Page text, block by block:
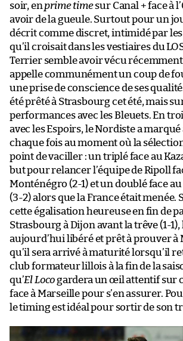
soir, enprime timesur Canal + face à
avoir de la gueule. Surtout pour un
décrit comme discret, intimidé par
qu’il croisait dans les vestiaires du
Terrier semble avoir vécu récemment
appelle communément un coup de
une prise de conscience de ses
été prêté à Strasbourg cet été, mais
performances avec les Bleuets. En
avec les Espoirs, le Nordiste a marqué
chaque fois au moment où la
point de vaciller : un triplé face au
but pour relancer l’équipe de Ripoll
Monténégro (2-1) et un doublé face
(3-2) alors que la France était menée.
cette égalisation heureuse en fin de
Strasbourg à Dijon avant la trêve (1-1),
aujourd’hui libéré et prêt à prouver à
qu’il sera arrivé à maturité lorsqu’il
club formateur lillois à la fin de la
qu’El Locogardera un œil attentif sur
face à Marseille pour s’en assurer.
le timing est idéal pour sortir de son